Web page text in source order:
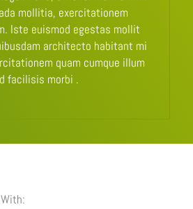
mollitia, exercitationem
Iste euismod egestas mollit
architecto habitant mi
quam cumque illum
facilisis morbi .